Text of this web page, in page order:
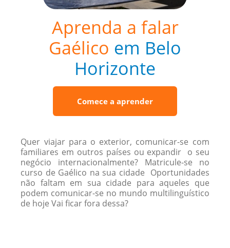
Aprenda a falar
Gaélico em Belo
Horizonte
Comece a aprender
Quer viajar para o exterior, comunicar-se com
familiares em outros países ou expandir o seu
negócio internacionalmente? Matricule-se no
curso de Gaélico na sua cidade Oportunidades
não faltam em sua cidade para aqueles que
podem comunicar-se no mundo multilinguístico
de hoje Vai ficar fora dessa?